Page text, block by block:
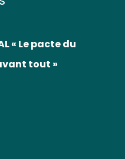
« Le pacte du
tout »